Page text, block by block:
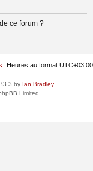
ce forum ?
Heures au format UTC+03:00
by Ian Bradley
Limited